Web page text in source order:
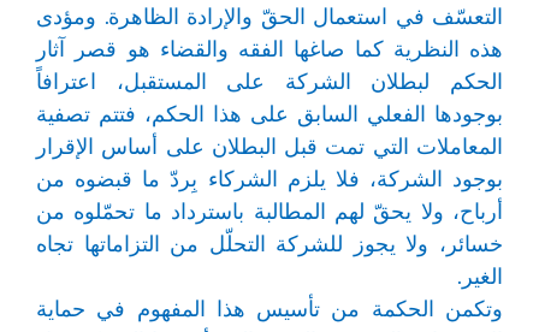
التعسّف في استعمال الحقّ والإرادة الظاهرة. ومؤدى
هذه النظرية كما صاغها الفقه والقضاء هو قصر آثار
الحكم لبطلان الشركة على المستقبل، اعترافاً
بوجودها الفعلي السابق على هذا الحكم، فتتم تصفية
المعاملات التي تمت قبل البطلان على أساس الإقرار
بوجود الشركة، فلا يلزم الشركاء بِردّ ما قبضوه من
أرباح، ولا يحقّ لهم المطالبة باسترداد ما تحمّلوه من
خسائر، ولا يجوز للشركة التحلّل من التزاماتها تجاه
الغير.
وتكمن الحكمة من تأسيس هذا المفهوم في حماية